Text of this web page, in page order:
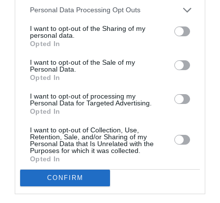
Personal Data Processing Opt Outs
I want to opt-out of the Sharing of my
personal data.
Opted In
I want to opt-out of the Sale of my
Personal Data.
Opted In
I want to opt-out of processing my
Personal Data for Targeted Advertising.
Opted In
I want to opt-out of Collection, Use,
Retention, Sale, and/or Sharing of my
Personal Data that Is Unrelated with the
Purposes for which it was collected.
Opted In
CONFIRM
Si il n’y a pas de coordination mondiale au niveau certificat de
santé la reprise ne se fera pas
,certificats zone rouge ,zone verte ,vaccinés ,pas vaccinés
Moderna ,astra zeneca mais pas spoutnick …etc etc
comment veut on que les passagers s’y retrouvent A
pandémie mondiale ,reponse mondiale ,le reste est du
domaine du bidouillage
Greg765a commenté :
1 juin 2021 - 14 h 41
Certes, mais trouver des accords mondiaux sera
long et fastidieux.